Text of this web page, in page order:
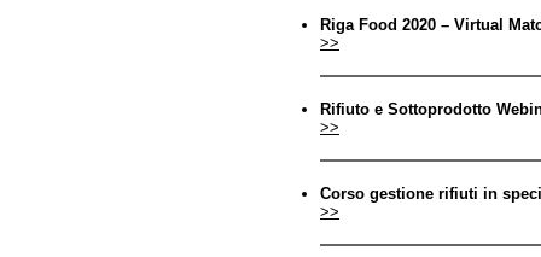
Riga Food 2020 – Virtual
>>
Rifiuto e Sottoprodotto
>>
Corso gestione rifiuti in
>>